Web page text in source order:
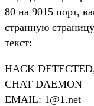
80 на 9015 порт,
странную
текст:
HACK
CHAT DAEMON
EMAIL: 1@1.net